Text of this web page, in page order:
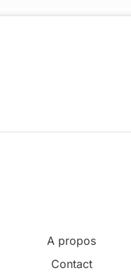
A propos
Contact